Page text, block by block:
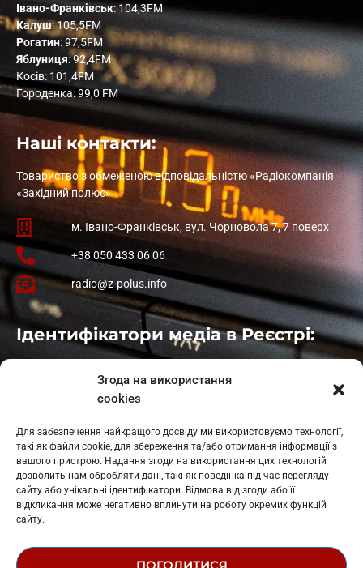
Згода на використання
cookies
Для забезпечення найкращого досвіду ми використовуємо технології,
такі як файли cookie, для збереження та/або отримання інформації з
вашого пристрою. Надання згоди на використання цих технологій
дозволить нам обробляти дані, такі як поведінка під час перегляду
сайту або унікальні ідентифікатори. Відмова від згоди або її
відкликання може негативно вплинути на роботу окремих функцій
сайту.
ПОГОДИТИСЯ
Івано-Франківськ: 104,3FM
Калуш: 105,5FM
Рогатин: 97,5FM
Яблуниця: 92,4FM
Косів: 101,4FM
Городенка: 99,0 FM
Наші контакти:
Товариство з обмеженою відповідальністю «Радіокомпанія
«Західний полюс»
м. Івано-Франківськ, вул. Чорновола 7, 7 поверх
+38 050 433 06 06
radio@z-polus.info
Ідентифікатори медіа в Реєстрі:
: L11-01410
: L11-01801
Косів: L11-01805
Гарасимів: L11-02274